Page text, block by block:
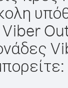
Viber